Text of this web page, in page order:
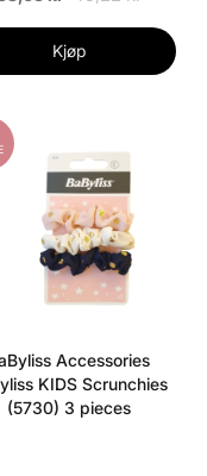
Kjøp
Accessories
KIDS Scrunchies
(5730) 3 pieces